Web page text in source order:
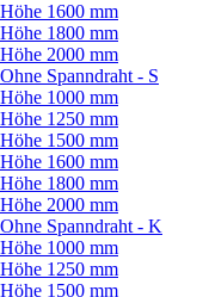
Höhe 1600 mm
Höhe 1800 mm
Höhe 2000 mm
Ohne Spanndraht - S
Höhe 1000 mm
Höhe 1250 mm
Höhe 1500 mm
Höhe 1600 mm
Höhe 1800 mm
Höhe 2000 mm
Ohne Spanndraht - K
Höhe 1000 mm
Höhe 1250 mm
Höhe 1500 mm